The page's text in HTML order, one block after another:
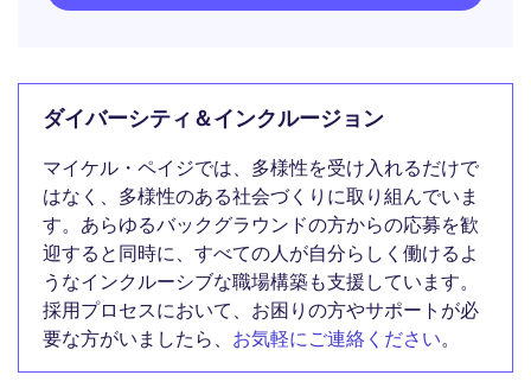
ダイバーシティ＆インクルージョン
マイケル・ペイジでは、多様性を受け入れるだけで
はなく、多様性のある社会づくりに取り組んでいま
す。あらゆるバックグラウンドの方からの応募を歓
迎すると同時に、すべての人が自分らしく働けるよ
うなインクルーシブな職場構築も支援しています。
採用プロセスにおいて、お困りの方やサポートが必
要な方がいましたら、 お気軽にご連絡ください。